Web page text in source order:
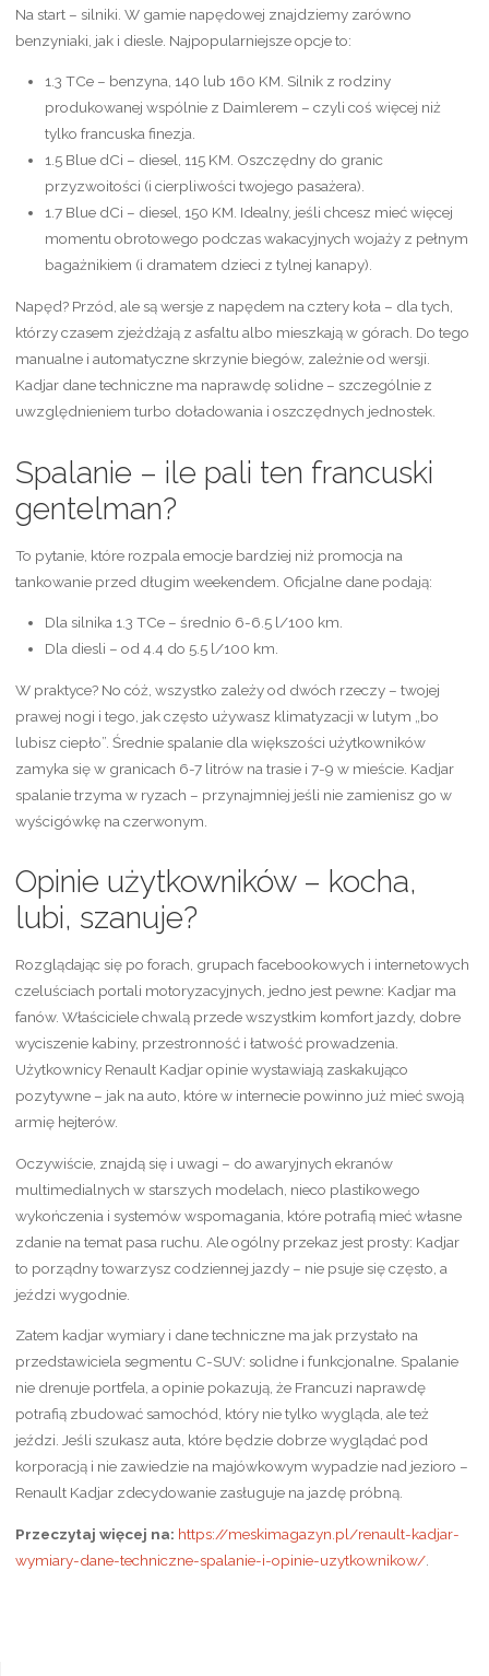
Na start – silniki. W gamie napędowej znajdziemy zarówno
benzyniaki, jak i diesle. Najpopularniejsze opcje to:
1.3 TCe – benzyna, 140 lub 160 KM. Silnik z rodziny
produkowanej wspólnie z Daimlerem – czyli coś więcej niż
tylko francuska finezja.
1.5 Blue dCi – diesel, 115 KM. Oszczędny do granic
przyzwoitości (i cierpliwości twojego pasażera).
1.7 Blue dCi – diesel, 150 KM. Idealny, jeśli chcesz mieć więcej
momentu obrotowego podczas wakacyjnych wojaży z pełnym
bagażnikiem (i dramatem dzieci z tylnej kanapy).
Napęd? Przód, ale są wersje z napędem na cztery koła – dla tych,
którzy czasem zjeżdżają z asfaltu albo mieszkają w górach. Do tego
manualne i automatyczne skrzynie biegów, zależnie od wersji.
Kadjar dane techniczne ma naprawdę solidne – szczególnie z
uwzględnieniem turbo doładowania i oszczędnych jednostek.
Spalanie – ile pali ten francuski
gentelman?
To pytanie, które rozpala emocje bardziej niż promocja na
tankowanie przed długim weekendem. Oficjalne dane podają:
Dla silnika 1.3 TCe – średnio 6-6.5 l/100 km.
Dla diesli – od 4.4 do 5.5 l/100 km.
W praktyce? No cóż, wszystko zależy od dwóch rzeczy – twojej
prawej nogi i tego, jak często używasz klimatyzacji w lutym „bo
lubisz ciepło”. Średnie spalanie dla większości użytkowników
zamyka się w granicach 6-7 litrów na trasie i 7-9 w mieście. Kadjar
spalanie trzyma w ryzach – przynajmniej jeśli nie zamienisz go w
wyścigówkę na czerwonym.
Opinie użytkowników – kocha,
lubi, szanuje?
Rozglądając się po forach, grupach facebookowych i internetowych
czeluściach portali motoryzacyjnych, jedno jest pewne: Kadjar ma
fanów. Właściciele chwalą przede wszystkim komfort jazdy, dobre
wyciszenie kabiny, przestronność i łatwość prowadzenia.
Użytkownicy Renault Kadjar opinie wystawiają zaskakująco
pozytywne – jak na auto, które w internecie powinno już mieć swoją
armię hejterów.
Oczywiście, znajdą się i uwagi – do awaryjnych ekranów
multimedialnych w starszych modelach, nieco plastikowego
wykończenia i systemów wspomagania, które potrafią mieć własne
zdanie na temat pasa ruchu. Ale ogólny przekaz jest prosty: Kadjar
to porządny towarzysz codziennej jazdy – nie psuje się często, a
jeździ wygodnie.
Zatem kadjar wymiary i dane techniczne ma jak przystało na
przedstawiciela segmentu C-SUV: solidne i funkcjonalne. Spalanie
nie drenuje portfela, a opinie pokazują, że Francuzi naprawdę
potrafią zbudować samochód, który nie tylko wygląda, ale też
jeździ. Jeśli szukasz auta, które będzie dobrze wyglądać pod
korporacją i nie zawiedzie na majówkowym wypadzie nad jezioro –
Renault Kadjar zdecydowanie zasługuje na jazdę próbną.
Przeczytaj więcej na: https://meskimagazyn.pl/renault-kadjar-
wymiary-dane-techniczne-spalanie-i-opinie-uzytkownikow/.